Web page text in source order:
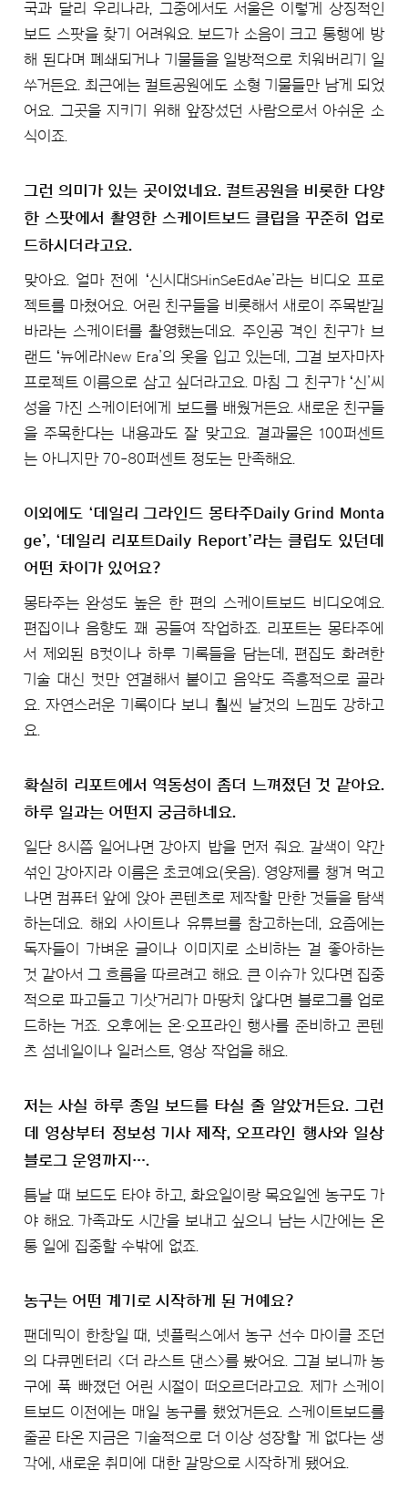
국과 달리 우리나라, 그중에서도 서울은 이렇게 상징적인
보드 스팟을 찾기 어려워요. 보드가 소음이 크고 통행에 방
해 된다며 폐쇄되거나 기물들을 일방적으로 치워버리기 일
쑤거든요. 최근에는 컬트공원에도 소형 기물들만 남게 되었
어요. 그곳을 지키기 위해 앞장섰던 사람으로서 아쉬운 소
식이죠.
그런 의미가 있는 곳이었네요. 컬트공원을 비롯한 다양
한 스팟에서 촬영한 스케이트보드 클립을 꾸준히 업로
드하시더라고요.
맞아요. 얼마 전에 ʻ신시대SHinSeEdAe’라는 비디오 프로
젝트를 마쳤어요. 어린 친구들을 비롯해서 새로이 주목받길
바라는 스케이터를 촬영했는데요. 주인공 격인 친구가 브
랜드 ʻ뉴에라New Era’의 옷을 입고 있는데, 그걸 보자마자
프로젝트 이름으로 삼고 싶더라고요. 마침 그 친구가 ʻ신’씨
성을 가진 스케이터에게 보드를 배웠거든요. 새로운 친구들
을 주목한다는 내용과도 잘 맞고요. 결과물은 100퍼센트
는 아니지만 70-80퍼센트 정도는 만족해요.
이외에도 ‘데일리 그라인드 몽타주Daily Grind Monta
ge’, ‘데일리 리포트Daily Report’라는 클립도 있던데
어떤 차이가 있어요?
몽타주는 완성도 높은 한 편의 스케이트보드 비디오예요.
편집이나 음향도 꽤 공들여 작업하죠. 리포트는 몽타주에
서 제외된 B컷이나 하루 기록들을 담는데, 편집도 화려한
기술 대신 컷만 연결해서 붙이고 음악도 즉흥적으로 골라
요. 자연스러운 기록이다 보니 훨씬 날것의 느낌도 강하고
요.
확실히 리포트에서 역동성이 좀더 느껴졌던 것 같아요.
하루 일과는 어떤지 궁금하네요.
일단 8시쯤 일어나면 강아지 밥을 먼저 줘요. 갈색이 약간
섞인 강아지라 이름은 초코예요(웃음). 영양제를 챙겨 먹고
나면 컴퓨터 앞에 앉아 콘텐츠로 제작할 만한 것들을 탐색
하는데요. 해외 사이트나 유튜브를 참고하는데, 요즘에는
독자들이 가벼운 글이나 이미지로 소비하는 걸 좋아하는
것 같아서 그 흐름을 따르려고 해요. 큰 이슈가 있다면 집중
적으로 파고들고 기삿거리가 마땅치 않다면 블로그를 업로
드하는 거죠. 오후에는 온·오프라인 행사를 준비하고 콘텐
츠 섬네일이나 일러스트, 영상 작업을 해요.
저는 사실 하루 종일 보드를 타실 줄 알았거든요. 그런
데 영상부터 정보성 기사 제작, 오프라인 행사와 일상
블로그 운영까지….
틈날 때 보드도 타야 하고, 화요일이랑 목요일엔 농구도 가
야 해요. 가족과도 시간을 보내고 싶으니 남는 시간에는 온
통 일에 집중할 수밖에 없죠.
농구는 어떤 계기로 시작하게 된 거예요?
팬데믹이 한창일 때, 넷플릭스에서 농구 선수 마이클 조던
의 다큐멘터리 <더 라스트 댄스>를 봤어요. 그걸 보니까 농
구에 푹 빠졌던 어린 시절이 떠오르더라고요. 제가 스케이
트보드 이전에는 매일 농구를 했었거든요. 스케이트보드를
줄곧 타온 지금은 기술적으로 더 이상 성장할 게 없다는 생
각에, 새로운 취미에 대한 갈망으로 시작하게 됐어요.